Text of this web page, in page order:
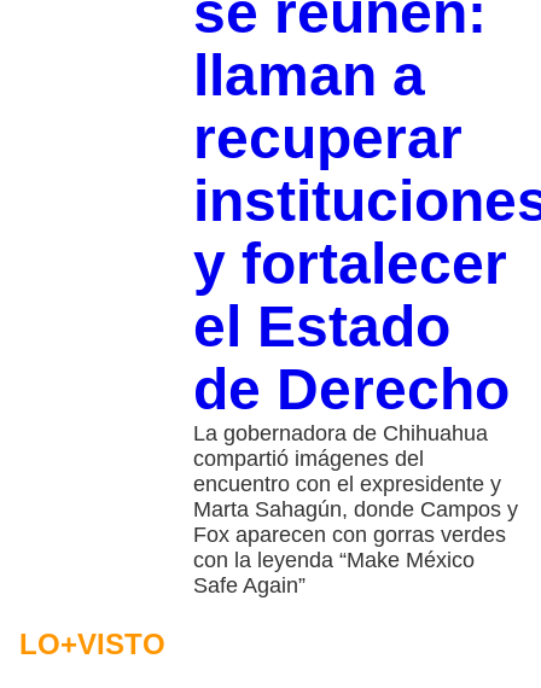
llaman a
recuperar
y fortalecer
el Estado
de Derecho
La gobernadora de Chihuahua
compartió imágenes del
encuentro con el expresidente y
Marta Sahagún, donde Campos y
Fox aparecen con gorras verdes
con la leyenda “Make México
Safe Again”
LO+VISTO